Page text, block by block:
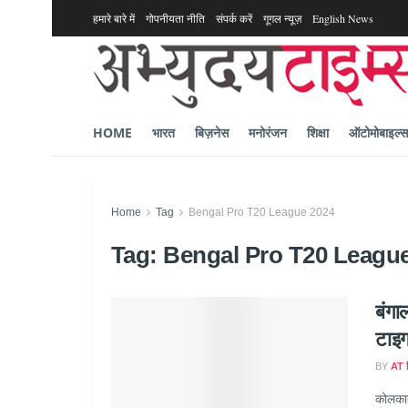
हमारे बारे में गोपनीयता नीति संपर्क करें गूगल न्यूज़ English News
HOME भारत बिज़नेस मनोरंजन शिक्षा ऑटोमोबाइल्स
Home Tag Bengal Pro T20 League 2024
Tag: Bengal Pro T20
BY AT